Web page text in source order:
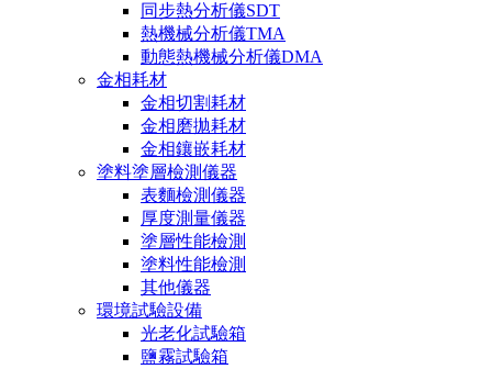
同步熱分析儀SDT
熱機械分析儀TMA
動態熱機械分析儀DMA
金相耗材
金相切割耗材
金相磨拋耗材
金相鑲嵌耗材
塗料塗層檢測儀器
表麵檢測儀器
厚度測量儀器
塗層性能檢測
塗料性能檢測
其他儀器
環境試驗設備
光老化試驗箱
鹽霧試驗箱